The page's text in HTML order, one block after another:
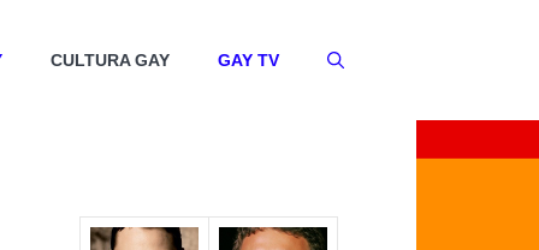
CULTURA GAY GAY TV